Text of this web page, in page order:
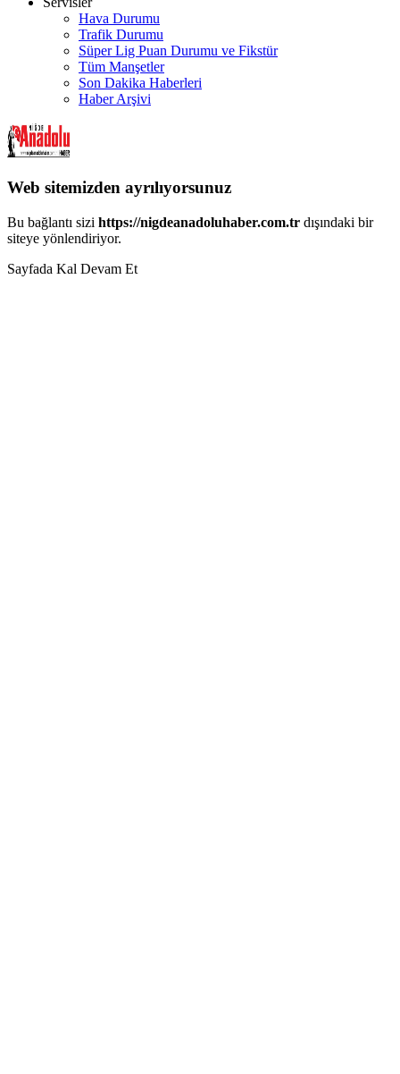
Hava Durumu
Trafik Durumu
Süper Lig Puan Durumu ve Fikstür
Tüm Manşetler
Son Dakika Haberleri
Haber Arşivi
Web sitemizden ayrılıyorsunuz
Bu bağlantı sizi https://nigdeanadoluhaber.com.tr dışındaki bir
siteye yönlendiriyor.
Sayfada Kal Devam Et